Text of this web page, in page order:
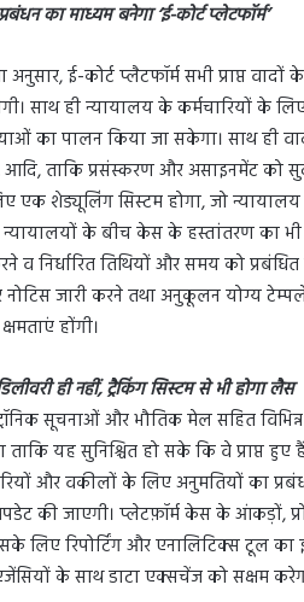
प्रबंधन का माध्यम बनेगा ‘ई-कोर्ट प्लेटफॉर्म’
ई-कोर्ट प्लैटफॉर्म सभी प्राप्त
साथ ही न्यायालय के कर्मचारियों के
का पालन किया जा सकेगा। साथ ही
आदि, ताकि प्रसंस्करण और असाइनमेंट को
एक शेड्यूलिंग सिस्टम होगा, जो
न्यायालयों के बीच केस के हस्तांतरण का
व निर्धारित तिथियों और समय को
जारी करने तथा अनुकूलन योग्य
होंगी।
ही नहीं, ट्रैकिंग सिस्टम से भी होगा लैस
सूचनाओं और भौतिक मेल सहित
ताकि यह सुनिश्चित हो सके कि वे प्राप्त
और वकीलों के लिए अनुमतियों का
की जाएगी। प्लेटफ़ॉर्म केस के आंकड़ों,
लिए रिपोर्टिंग और एनालिटिक्स टूल
के साथ डाटा एक्सचेंज को सक्षम